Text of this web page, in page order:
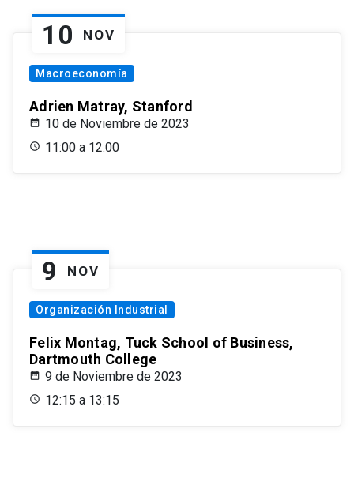
10 NOV
Macroeconomía
Adrien Matray, Stanford
10 de Noviembre de 2023
11:00 a 12:00
9 NOV
Organización Industrial
Felix Montag, Tuck School of Business,
Dartmouth College
9 de Noviembre de 2023
12:15 a 13:15